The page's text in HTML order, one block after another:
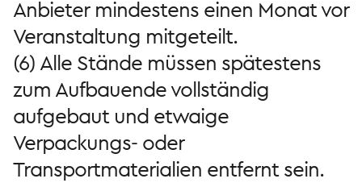
Anbieter mindestens einen Monat vor
Veranstaltung mitgeteilt.
(6) Alle Stände müssen spätestens
zum Aufbauende vollständig
aufgebaut und etwaige
Verpackungs- oder
Transportmaterialien entfernt sein.